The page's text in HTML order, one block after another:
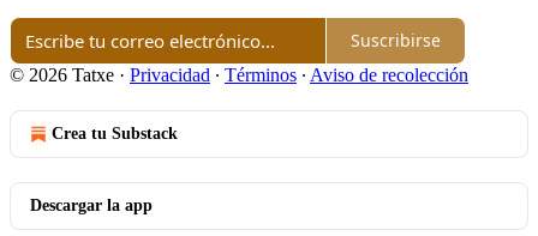
Suscribirse
© 2026 Tatxe · Privacidad ∙ Términos ∙ Aviso de recolección
Crea tu Substack
Descargar la app